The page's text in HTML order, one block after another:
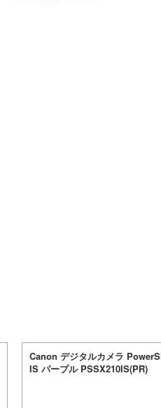
Canon デジタルカメラ
IS パープル PSSX210IS(PR)